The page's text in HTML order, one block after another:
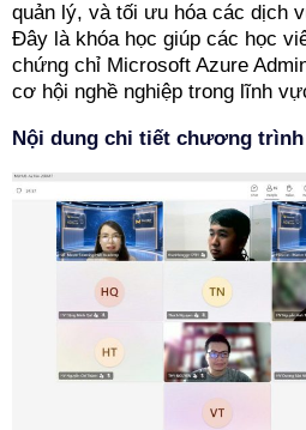
quản lý, và tối ưu hóa các dịch
Đây là khóa học giúp các học
chứng chỉ Microsoft Azure
cơ hội nghề nghiệp trong lĩnh
Nội dung chi tiết chương trình